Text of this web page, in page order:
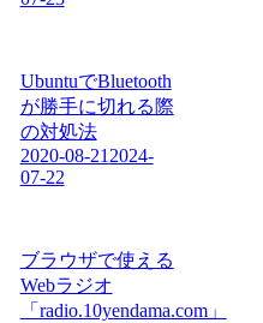
UbuntuでBluetooth
が勝手に切れる際
の対処法
2020-08-21 2024-
07-22
ブラウザで使える
Webラジオ
「radio.10yendama.com」